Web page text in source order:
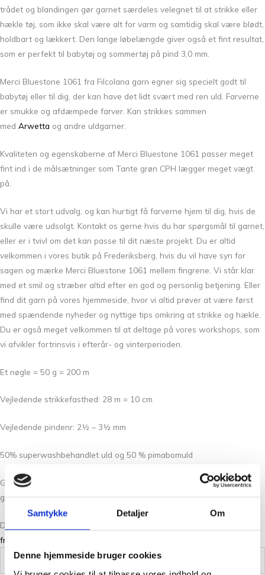
Samtykke Detaljer Om
Denne hjemmeside bruger cookies
trådet og blandingen gør garnet særdeles velegnet til at strikke eller
hækle tøj, som ikke skal være alt for varm og samtidig skal være blødt,
holdbart og lækkert. Den lange løbelængde giver også et fint resultat,
som er perfekt til babytøj og sommertøj på pind 3,0 mm.
Merci Bluestone 1061 fra Filcolana garn egner sig specielt godt til
babytøj eller til dig, der kan have det lidt svært med ren uld. Farverne
er smukke og afdæmpede farver. Kan strikkes sammen
med Arwetta og andre uldgarner.
Kvaliteten og egenskaberne af Merci Bluestone 1061 passer meget
fint ind i de målsætninger som Tante grøn CPH lægger meget vægt
på.
Vi har et stort udvalg, og kan hurtigt få farverne hjem til dig, hvis de
skulle være udsolgt. Kontakt os gerne hvis du har spørgsmål til garnet,
eller er i tvivl om det kan passe til dit næste projekt. Du er altid
velkommen i vores butik på Frederiksberg, hvis du vil have syn for
sagen og mærke Merci Bluestone 1061 mellem fingrene. Vi står klar
med et smil og stræber altid efter en god og personlig betjening. Eller
find dit garn på vores hjemmeside, hvor vi altid prøver at være først
med spændende nyheder og nyttige tips omkring at strikke og hækle.
Du er også meget velkommen til at deltage på vores workshops, som
vi afvikler fortrinsvis i efterår- og vinterperioden.
Et nøgle = 50 g = 200 m
Vejledende strikkefasthed: 28 m = 10 cm
Vejledende pindenr: 2½ – 3½ mm
50% superwashbehandlet uld og 50 % pimabomuld
Garnet er superwashbehandlet, og kan derfor maskinvaskes ved 30
grader. Garnet kan miste farve ved gentagne vask.
Du kan læse mere om Merci garnet, og finde spændende
fra Filcolana her
Vægt 0,05 kg